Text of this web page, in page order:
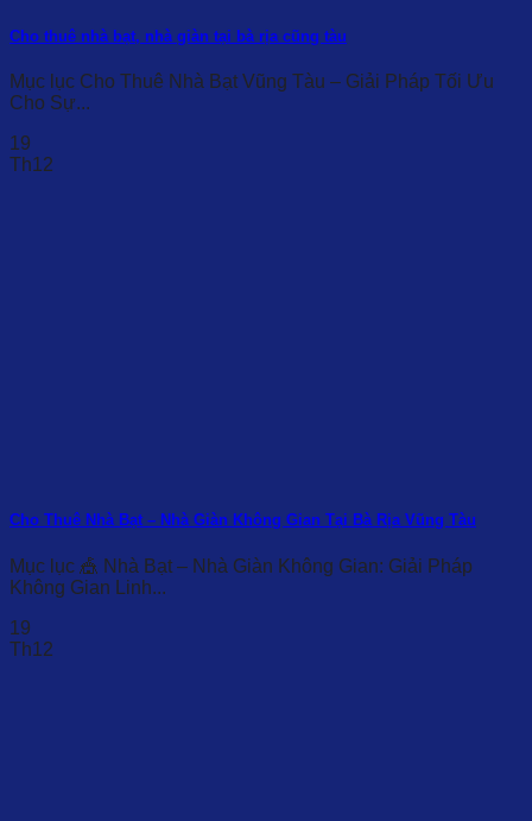
Cho thuê nhà bạt, nhà giàn tại bà rịa cũng tàu
Mục lục Cho Thuê Nhà Bạt Vũng Tàu – Giải Pháp Tối Ưu
Cho Sự...
19
Th12
Cho Thuê Nhà Bạt – Nhà Giàn Không Gian Tại Bà Rịa Vũng Tàu
Mục lục 🎪 Nhà Bạt – Nhà Giàn Không Gian: Giải Pháp
Không Gian Linh...
19
Th12